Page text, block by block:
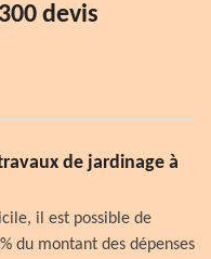
devis
de jardinage à
il est possible de
du montant des dépenses